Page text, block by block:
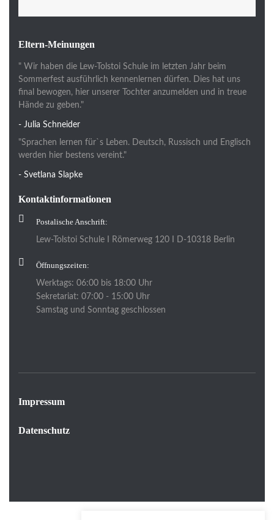
Eltern-Meinungen
" Wir haben die Lew-Tolstoi Schule im letzten Jahr beim
Sommerfest ausführlich kennenlernen dürfen. Dies hat uns
final bewogen, hier unserer Tochter anzumelden und in treue
Hände zu geben."
- Julia Schneider
"Sprachen lernen für`s Leben. Deutsch, Russisch und Englisch
werden hier bestens vereint."
- Svetlana Slapke
Kontaktinformationen
Postalische Anschrift:
Lew-Tolstoi Schule I Römerweg 120 I D-10318 Berlin
Öffnungszeiten:
Werktags: 06:00 bis 18:00 Uhr
Sekretariat: 07:00 - 15:00 Uhr
Samstag und Sonntag geschlossen
Impressum
Datenschutz